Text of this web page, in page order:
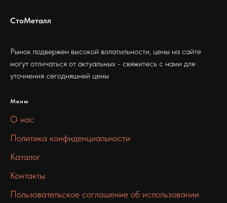
СтоМеталл
Рынок подвержен высокой волатильности, цены на сайте
могут отличаться от актуальных - свяжитесь с нами для
уточнения сегодняшней цены
Меню
О нас
Политика конфиденциальности
Каталог
Контакты
Пользовательское соглашение об использовании